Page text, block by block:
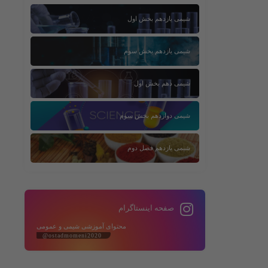
شیمی یازدهم بخش اول
شیمی یازدهم بخش سوم
شیمی دهم بخش اول
شیمی دوازدهم بخش سوم
شیمی یازدهم فصل دوم
صفحه اینستاگرام
محتوای آموزشی شیمی و عمومی
@ostadmomeni2020